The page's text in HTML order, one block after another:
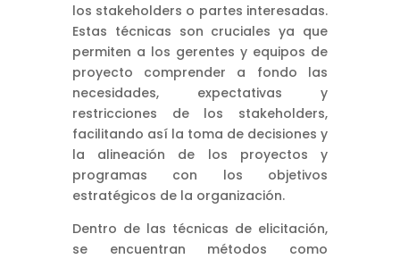
los stakeholders o partes interesadas.
Estas técnicas son cruciales ya que
permiten a los gerentes y equipos de
proyecto comprender a fondo las
necesidades, expectativas y
restricciones de los stakeholders,
facilitando así la toma de decisiones y
la alineación de los proyectos y
programas con los objetivos
estratégicos de la organización.
Dentro de las técnicas de elicitación,
se encuentran métodos como